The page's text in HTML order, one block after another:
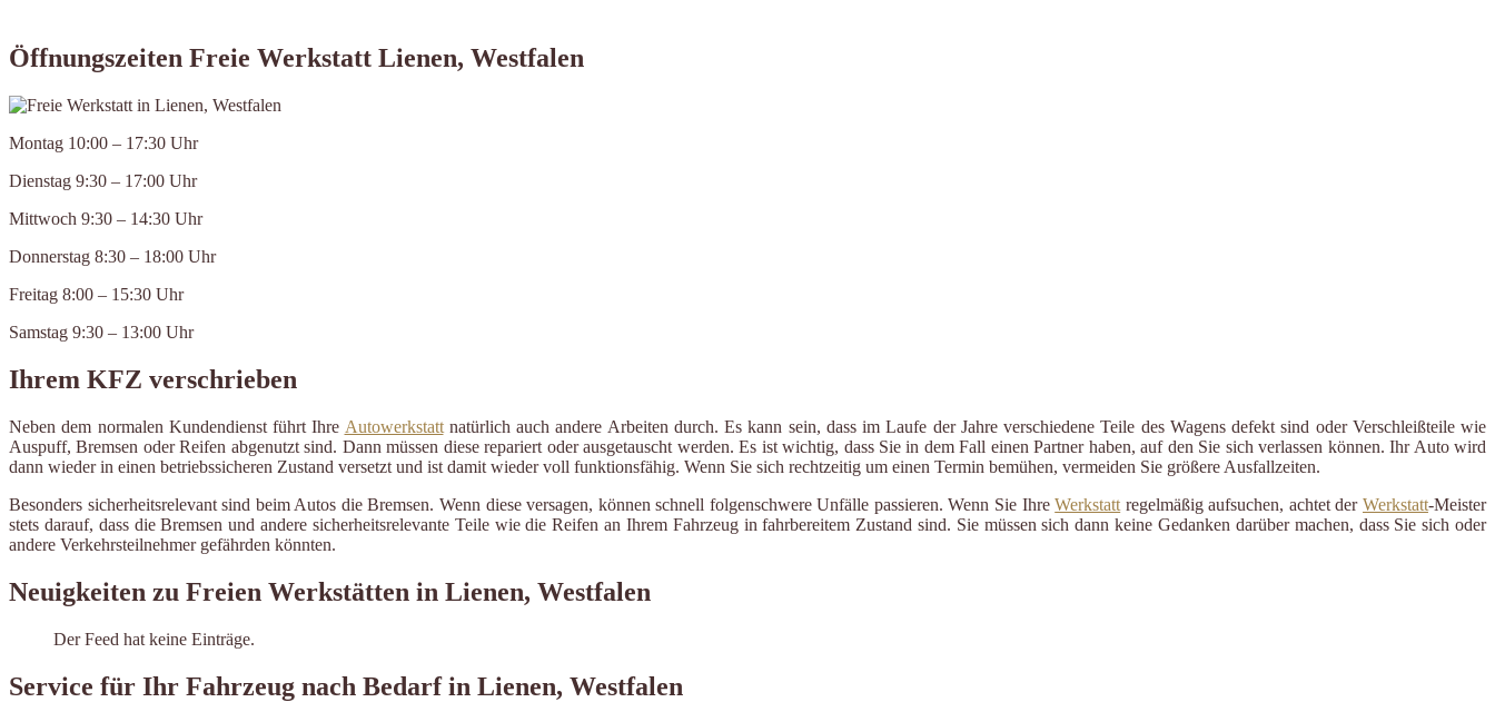
Öffnungszeiten Freie Werkstatt Lienen, Westfalen
Montag 10:00 – 17:30 Uhr
Dienstag 9:30 – 17:00 Uhr
Mittwoch 9:30 – 14:30 Uhr
Donnerstag 8:30 – 18:00 Uhr
Freitag 8:00 – 15:30 Uhr
Samstag 9:30 – 13:00 Uhr
Ihrem KFZ verschrieben
Neben dem normalen Kundendienst führt Ihre Autowerkstattnatürlich auch andere Arbeiten durch. Es kann sein, dass im Laufe der Jahre verschiedene Teile des Wagens defekt sind oder Verschleißteile wie
Auspuff, Bremsen oder Reifen abgenutzt sind. Dann müssen diese repariert oder ausgetauscht werden. Es ist wichtig, dass Sie in dem Fall einen Partner haben, auf den Sie sich verlassen können. Ihr Auto wird
dann wieder in einen betriebssicheren Zustand versetzt und ist damit wieder voll funktionsfähig. Wenn Sie sich rechtzeitig um einen Termin bemühen, vermeiden Sie größere Ausfallzeiten.
Besonders sicherheitsrelevant sind beim Autos die Bremsen. Wenn diese versagen, können schnell folgenschwere Unfälle passieren. Wenn Sie IhreWerkstatt regelmäßig aufsuchen, achtet derWerkstatt-Meister
stets darauf, dass die Bremsen und andere sicherheitsrelevante Teile wie die Reifen an Ihrem Fahrzeug in fahrbereitem Zustand sind. Sie müssen sich dann keine Gedanken darüber machen, dass Sie sich oder
andere Verkehrsteilnehmer gefährden könnten.
Neuigkeiten zu Freien Werkstätten in Lienen, Westfalen
Der Feed hat keine Einträge.
Service für Ihr Fahrzeug nach Bedarf in Lienen, Westfalen